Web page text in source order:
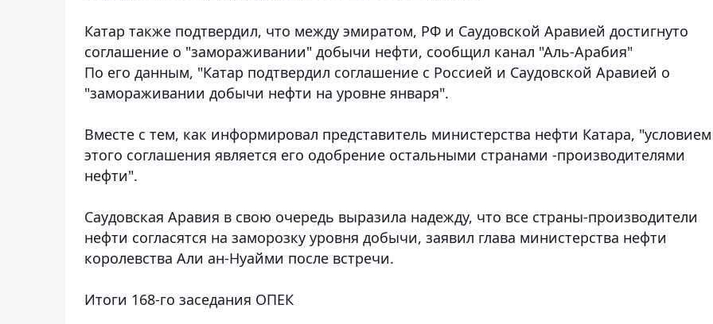
Катар также подтвердил, что между эмиратом, РФ и Саудовской Аравией достигнуто
соглашение о "замораживании" добычи нефти, сообщил канал "Аль-Арабия"
По его данным, "Катар подтвердил соглашение с Россией и Саудовской Аравией о
"замораживании добычи нефти на уровне января".
Вместе с тем, как информировал представитель министерства нефти Катара, "условием
этого соглашения является его одобрение остальными странами -производителями
нефти".
Саудовская Аравия в свою очередь выразила надежду, что все страны-производители
нефти согласятся на заморозку уровня добычи, заявил глава министерства нефти
королевства Али ан-Нуайми после встречи.
Итоги 168-го заседания ОПЕК